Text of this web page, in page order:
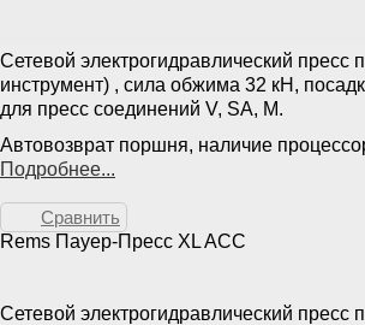
Сетевой электрогидравлический пресс
инструмент) , сила обжима 32 кН,
для пресс соединений V, SA, M.
Автовозврат поршня, наличие
Подробнее...
Сравнить
Rems Пауер-Пресс XL ACC
Сетевой электрогидравлический пресс